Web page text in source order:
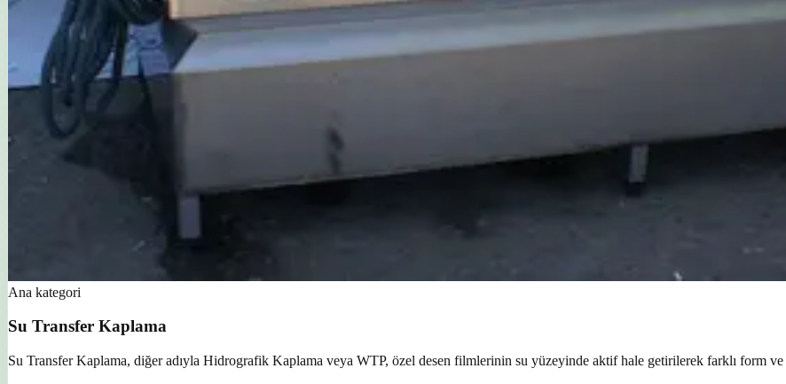
Ana kategori
Su Transfer Kaplama
Su Transfer Kaplama, diğer adıyla Hidrografik Kaplama veya WTP, özel desen filmlerinin su yüzeyinde aktif hale getirilerek farklı form